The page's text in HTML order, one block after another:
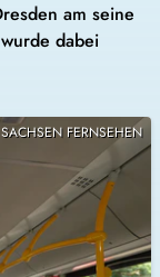
am seine
dabei
SACHSEN FERNSEHEN